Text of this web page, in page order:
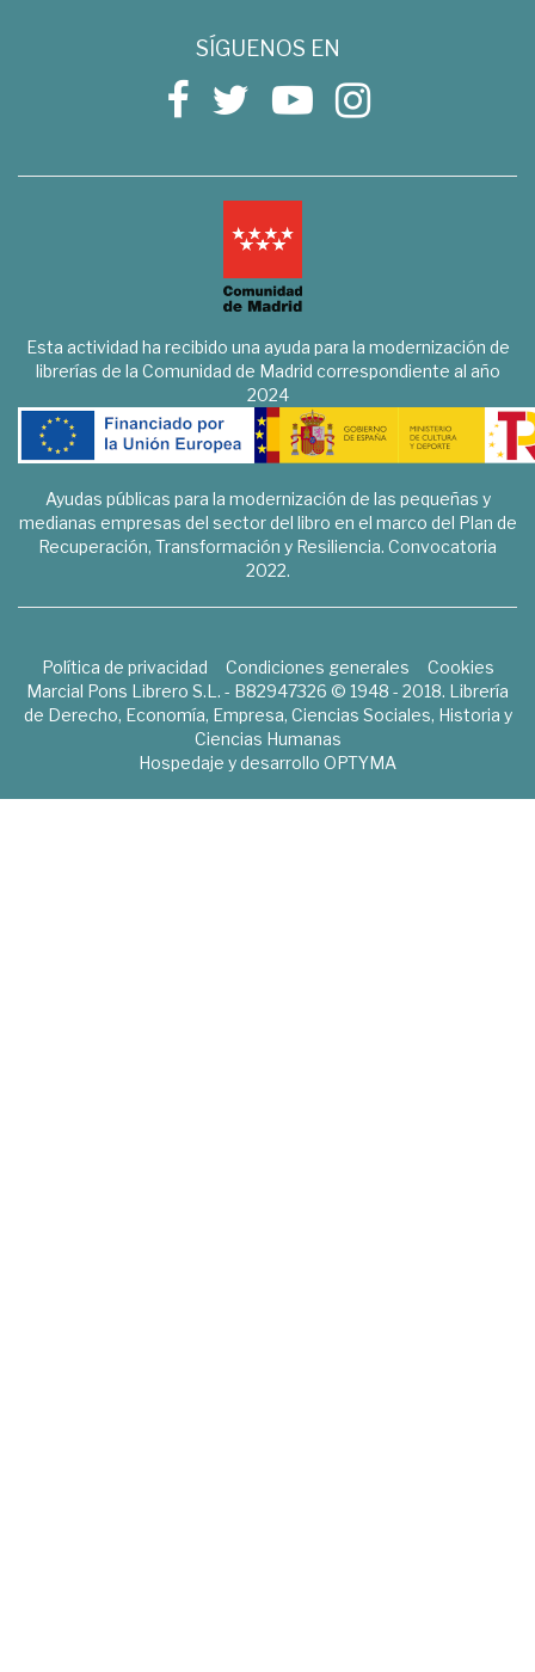
SÍGUENOS EN
Esta actividad ha recibido una ayuda para la modernización de
librerías de la Comunidad de Madrid correspondiente al año
2024
Ayudas públicas para la modernización de las pequeñas y
medianas empresas del sector del libro en el marco del Plan de
Recuperación, Transformación y Resiliencia. Convocatoria
2022.
Política de privacidad Condiciones generales
Cookies
Marcial Pons Librero S.L. - B82947326 © 1948 - 2018. Librería
de Derecho, Economía, Empresa, Ciencias Sociales, Historia y
Ciencias Humanas
Hospedaje y desarrollo OPTYMA